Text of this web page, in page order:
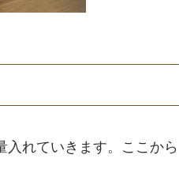
れていきます。ここから